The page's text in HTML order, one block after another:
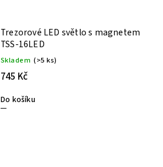
Trezorové LED světlo s magnetem
TSS-16LED
Skladem (>5 ks)
745 Kč
Do košíku